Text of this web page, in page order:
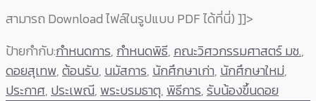
สามารถ Download ไฟล์ในรูปแบบ PDF ได้ที่นี่)]]>
ป้ายกำกับ:กำหนดการ, กำหนดพิธี, คณะวิศวกรรมศาสตร์ มช.,
ดอยสุเทพ,ต้อนรับ, นมัสการ, นักศึกษาเก่า, นักศึกษาใหม่,
ประกาศ, ประเพณี, พระบรมธาตุ, พิธีการ,รับน้องขึ้นดอย